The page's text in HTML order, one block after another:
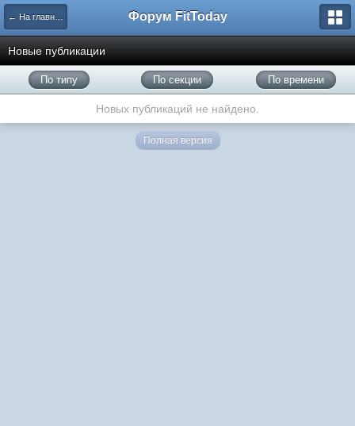
← На главную Форум FitToday
Новые публикации
По типу По секции По времени
Новых публикаций не найдено.
Полная версия